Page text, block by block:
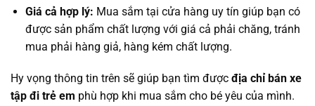
Giá cả hợp lý: Mua sắm tại cửa hàng uy tín giúp bạn có
được sản phẩm chất lượng với giá cả phải chăng, tránh
mua phải hàng giả, hàng kém chất lượng.
Hy vọng thông tin trên sẽ giúp bạn tìm được địa chỉ bán xe
tập đi trẻ em phù hợp khi mua sắm cho bé yêu của mình.